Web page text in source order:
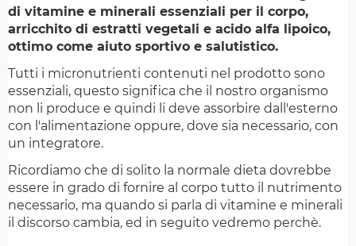
di vitamine e minerali essenziali per il corpo,
arricchito di estratti vegetali e acido alfa lipoico,
ottimo come aiuto sportivo e salutistico.
Tutti i micronutrienti contenuti nel prodotto sono
essenziali, questo significa che il nostro organismo
non li produce e quindi li deve assorbire dall'esterno
con l'alimentazione oppure, dove sia necessario, con
un integratore.
Ricordiamo che di solito la normale dieta dovrebbe
essere in grado di fornire al corpo tutto il nutrimento
necessario, ma quando si parla di vitamine e minerali
il discorso cambia, ed in seguito vedremo perchè.